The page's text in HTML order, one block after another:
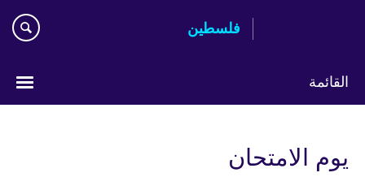
فلسطين
القائمة
language
يوم الامتحان